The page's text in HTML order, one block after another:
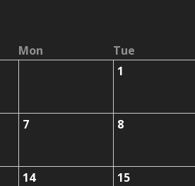
Mon Tue
1
7 8
14 15